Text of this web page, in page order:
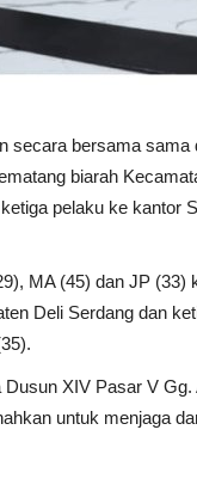
secara bersama
biarah
pelaku ke kantor
MA (45) dan JP (33)
Deli Serdang dan
XIV Pasar V
untuk menjaga